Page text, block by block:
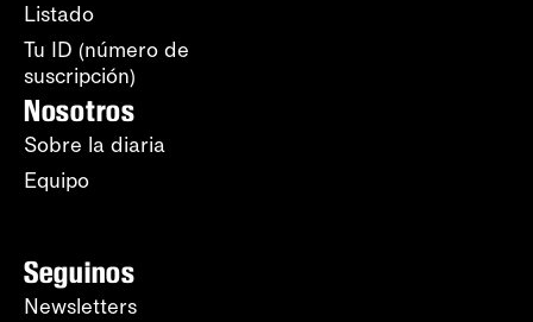
Listado
Tu ID (número de
suscripción)
Nosotros
Sobre la diaria
Equipo
Seguinos
Newsletters